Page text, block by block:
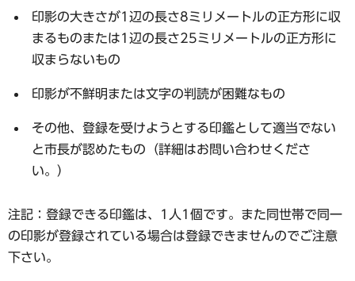
印影の大きさが1辺の長さ8ミリメートルの正方形に収
まるものまたは1辺の長さ25ミリメートルの正方形に
収まらないもの
印影が不鮮明または文字の判読が困難なもの
その他、登録を受けようとする印鑑として適当でない
と市長が認めたもの（詳細はお問い合わせくださ
い。）
注記：登録できる印鑑は、1人1個です。また同世帯で同一
の印影が登録されている場合は登録できませんのでご注意
下さい。